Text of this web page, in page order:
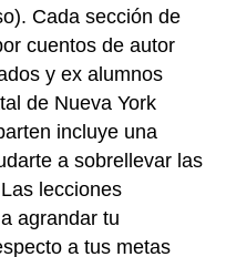
Cada sección de
cuentos de autor
y ex alumnos
de Nueva York
incluye una
a sobrellevar las
lecciones
agrandar tu
a tus metas